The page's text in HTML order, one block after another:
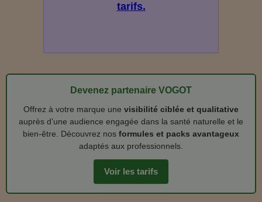
tarifs.
Devenez partenaire VOGOT
Offrez à votre marque une visibilité ciblée et qualitative
auprès d’une audience engagée dans la santé naturelle et le
bien‑être. Découvrez nos formules et packs avantageux
adaptés aux professionnels.
Voir les tarifs